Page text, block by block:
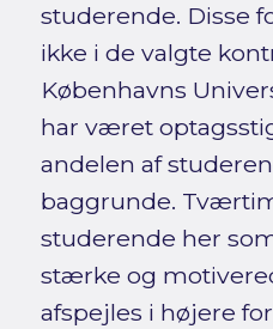
studerende. Disse
ikke i de valgte
Københavns
har været
andelen af
baggrunde.
studerende her
stærke og
afspejles i højere